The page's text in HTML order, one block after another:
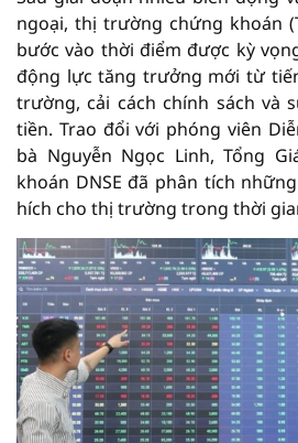
ngoại, thị trường chứng khoán
bước vào thời điểm được kỳ
động lực tăng trưởng mới từ
trường, cải cách chính sách và
tiền. Trao đổi với phóng viên
bà Nguyễn Ngọc Linh, Tổng
khoán DNSE đã phân tích
hích cho thị trường trong thời